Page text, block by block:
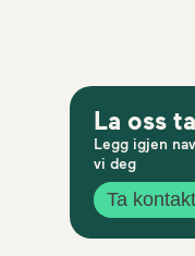
La oss
Legg igjen
vi deg
Ta